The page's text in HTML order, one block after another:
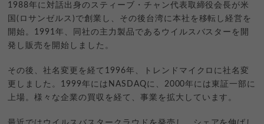
1988年に対話出身のスティーブ・チャン代表取締役会長が米
国(ロサンゼルス)で創業し、その後台湾に本社を移転し経営を
開始。1991年、同社の主力製品であるウイルスバスターを開
発し販売を開始しました。
その後、社名変更を経て1996年、トレンドマイクロに社名変
更しました。1999年にはNASDAQに、2000年には東証一部に
上場。様々な企業の買収を経て、事業を拡大しています。